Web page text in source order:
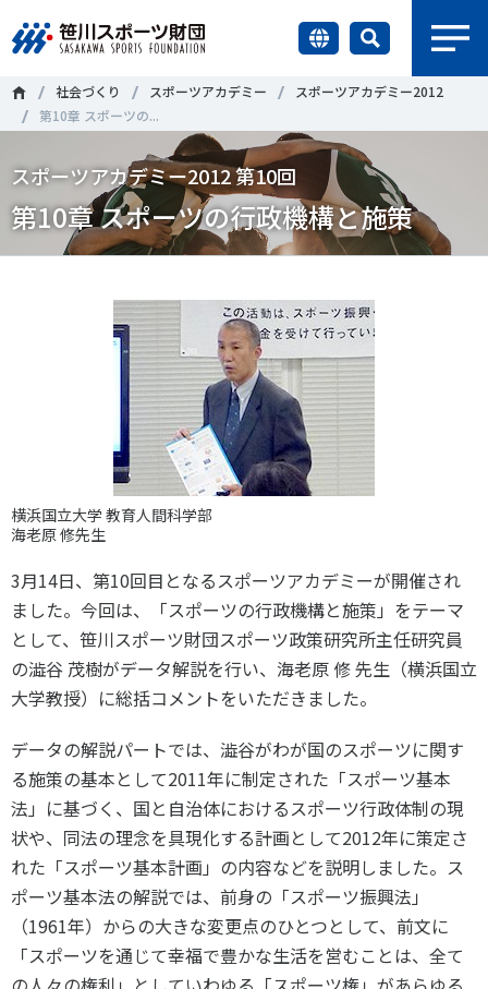
財団情報
研究員紹介
調査・研究
国際情報
知る学ぶ
ニュース
メールマガジン
「SSFニュース」
会員登録
アクセス
個人情報保護方針
ソーシャルメディア運営方針
＃誰が子どものスポーツをささえるのか ＃部活動
＃アクティブなまちづくり ＃日本人の身体活動と健康寿命
＃高齢者スポーツ ＃差別とダイバーシティ
調査・研究
スポーツライフ・データ
スポーツ白書
政策提言
子どものスポーツ
障害者スポーツ
スポーツによるまちづくり
スポーツ・ガバナンス
スポーツ政策・予算
健康とスポーツ
社会づくり
自治体との連携
社会づくり スポーツアカデミー
スポーツアカデミー2012
第10章 スポーツの...
スポーツアカデミー2012 第10回
第10章 スポーツの行政機構と施策
横浜国立大学 教育人間科学部
海老原 修先生
3月14日、第10回目となるスポーツアカデミーが開催され
ました。今回は、「スポーツの行政機構と施策」をテーマ
として、笹川スポーツ財団スポーツ政策研究所主任研究員
の澁谷 茂樹がデータ解説を行い、海老原 修 先生（横浜国立
大学教授）に総括コメントをいただきました。
データの解説パートでは、澁谷がわが国のスポーツに関す
る施策の基本として2011年に制定された「スポーツ基本
法」に基づく、国と自治体におけるスポーツ行政体制の現
状や、同法の理念を具現化する計画として2012年に策定さ
れた「スポーツ基本計画」の内容などを説明しました。ス
ポーツ基本法の解説では、前身の「スポーツ振興法」
（1961年）からの大きな変更点のひとつとして、前文に
「スポーツを通じて幸福で豊かな生活を営むことは、全て